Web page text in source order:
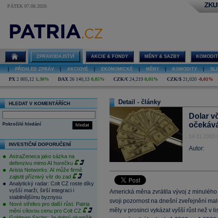
PÁTEK 07.08.2026
ZPRAVODAJSTVÍ AKCIE & FONDY MĚNY & SAZBY
PŘEHLED ZPRÁV AKCIOVÉ EKONOMICKÉ MĚNY KOMODITY
PX 2 805,12 1,30% DAX 26 140,13 0,05% CZK/€ 24,219 0,01% CZK/$ 21,020 -0,01%
HLEDAT V KOMENTÁŘÍCH
hledat
Pokročilé hledání
INVESTIČNÍ DOPORUČENÍ
AstraZeneca jako sázka na
defenzivu mimo AI horečku
Arista Networks: AI může firmě
zajistit příznivý vítr do zad
Analytický radar: Colt CZ roste díky
vyšší marži, širší integraci i
stabilnějšímu byznysu
Nové střelivo pro další růst. Patria
mění cílovou cenu pro Colt CZ
Detail - články
Dolar
14.01.2003
Autor:
Americká měna zvrátila vývoj z
svoji pozornost na dnešní zveřejnění
měly v prosinci vykázat vyšší růst než v